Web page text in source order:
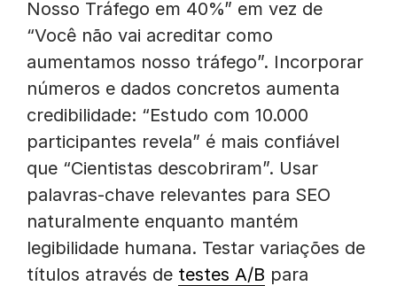
Nosso Tráfego em 40%” em vez de
“Você não vai acreditar como
aumentamos nosso tráfego”. Incorporar
números e dados concretos aumenta
credibilidade: “Estudo com 10.000
participantes revela” é mais confiável
que “Cientistas descobriram”. Usar
palavras-chave relevantes para SEO
naturalmente enquanto mantém
legibilidade humana. Testar variações de
títulos através de testes A/B para